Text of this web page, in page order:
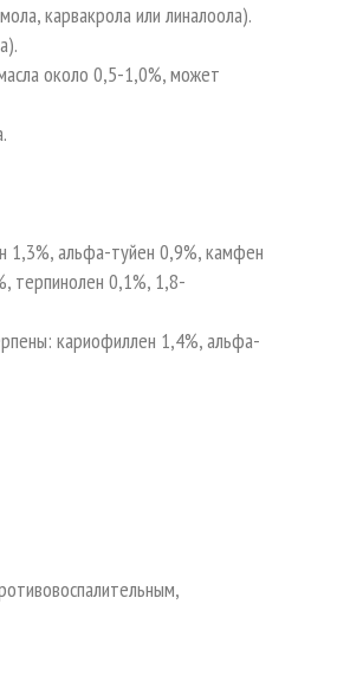
карвакрола или линалоола).
около 0,5-1,0%, может
1,3%, альфа-туйен 0,9%, камфен
терпинолен 0,1%, 1,8-
кариофиллен 1,4%, альфа-